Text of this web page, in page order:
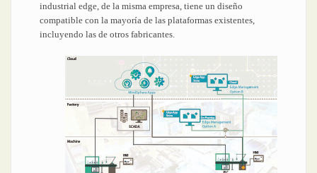
industrial edge, de la misma empresa, tiene un diseño
compatible con la mayoría de las plataformas existentes,
incluyendo las de otros fabricantes.